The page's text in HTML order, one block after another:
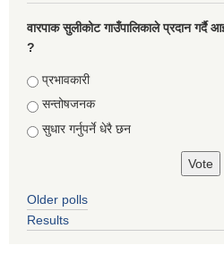
वारपाक सुलीकोट गाउँपालिकाले प्रदान गर्दै
?
Choices
प्रभावकारी
सन्तोषजनक
सुधार गर्नुपर्ने धेरै छन
Older polls
Results